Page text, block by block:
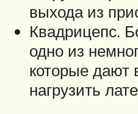
выхода из
Квадрицепс.
одно из
которые дают
нагрузить